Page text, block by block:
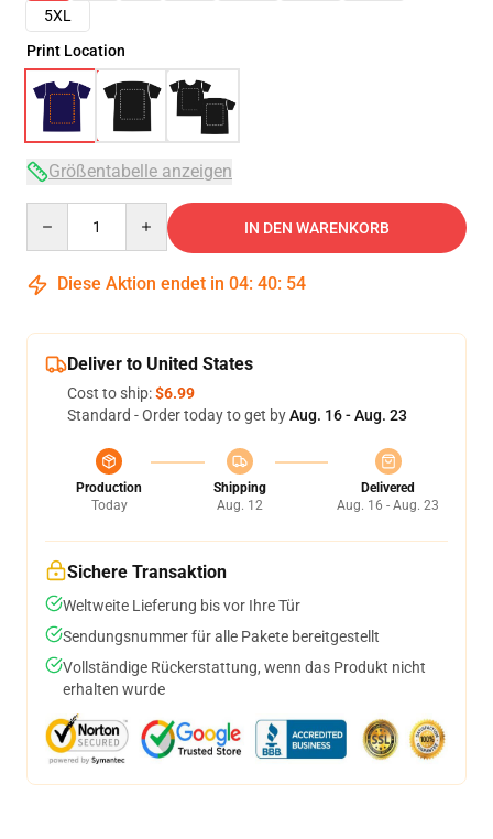
5XL
Print Location
Größentabelle anzeigen
IN DEN WARENKORB
Diese Aktion endet in 04: 40: 54
Deliver to United States
Cost to ship:$6.99
Standard - Order today to get byAug. 16 - Aug. 23
Production
Today
Shipping
Aug. 12
Delivered
Aug. 16 - Aug. 23
Sichere Transaktion
Weltweite Lieferung bis vor Ihre Tür
Sendungsnummer für alle Pakete bereitgestellt
Vollständige Rückerstattung, wenn das Produkt nicht
erhalten wurde